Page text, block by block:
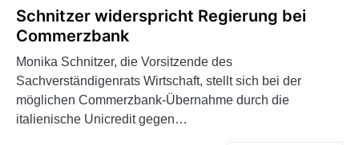
Schnitzer widerspricht Regierung bei
Commerzbank
Monika Schnitzer, die Vorsitzende des
Sachverständigenrats Wirtschaft, stellt sich bei der
möglichen Commerzbank-Übernahme durch die
italienische Unicredit gegen…